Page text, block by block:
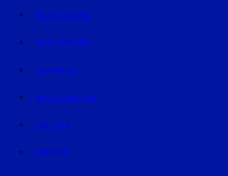
BAUEN & WOHNEN
GELD & FINANZEN
GESUNDHEIT
REISE & ERHOLUNG
LIFE-STYLE
KARRIERE